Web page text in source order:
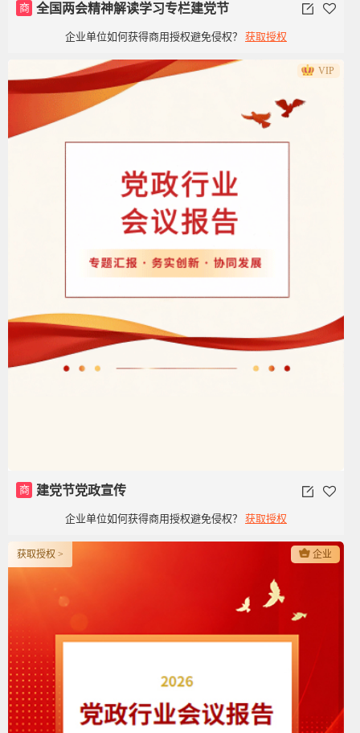
商 全国两会精神解读学习专栏建党节
企业单位如何获得商用授权避免侵权？ 获取授权
VIP
商 建党节党政宣传
企业单位如何获得商用授权避免侵权？ 获取授权
获取授权 > 企业